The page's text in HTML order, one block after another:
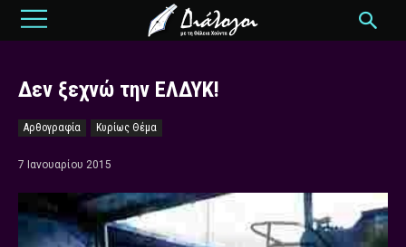
Δεν ξεχνώ την ΕΛΔΥΚ!
Αρθογραφία Κυρίως Θέμα
7 Ιανουαρίου 2015